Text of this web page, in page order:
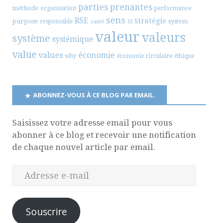
méthode organisation parties prenantes performance
purpose responsable RSE santé sens SI Stratégie system
système systémique valeur valeurs
value values why économie économie circulaire éthique
ABONNEZ-VOUS À CE BLOG PAR EMAIL.
Saisissez votre adresse email pour vous
abonner à ce blog et recevoir une notification
de chaque nouvel article par email.
Souscrire